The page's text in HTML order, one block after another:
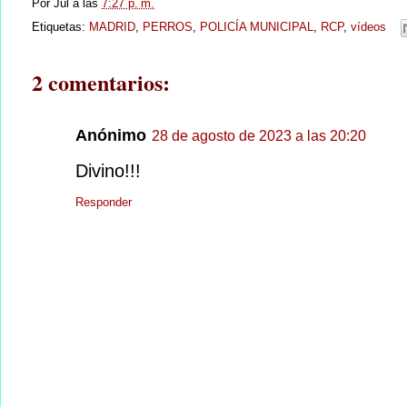
Por Jul a las 7:27 p. m.
Etiquetas: MADRID PERROS POLICÍA MUNICIPAL RCP, vídeos
2 comentarios:
Anónimo 28 de agosto de 2023 a las 20:20
Divino!!!
Responder